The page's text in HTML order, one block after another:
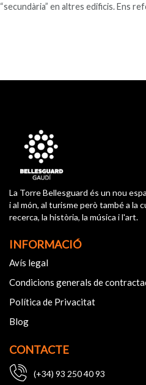
“secundària” en altres edificis. Ens
La Torre Bellesguard és un nou
i al món, al turisme però també a la
recerca, la història, la música i l'art.
INFORMACIÓ
Avís legal
Condicions generals de
Política de Privacitat
Blog
CONTACTE
(+34) 93 250 40 93